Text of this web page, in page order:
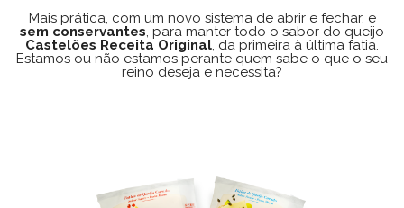
Mais prática, com um novo sistema de abrir e fechar, e
sem conservantes, para manter todo o sabor do queijo
Castelões Receita Original, da primeira à última fatia.
Estamos ou não estamos perante quem sabe o que o seu
reino deseja e necessita?